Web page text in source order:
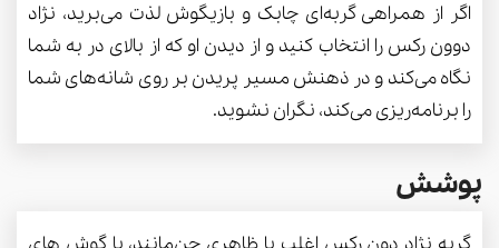
اگر از همراهی گربه‌ای چابک و بازیگوش لذت می‌برید، نژاد
دوون رکس را انتخاب کنید و از دیدن او که از بالای در به شما
نگاه می‌کند و در ذهنش مسیر پریدن بر روی شانه‌های شما
را برنامه‌ریزی می‌کند، نگران نشوید.
پوشش